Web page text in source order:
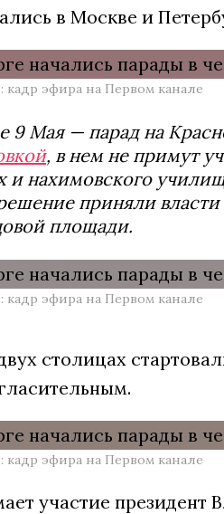
в Москве и
эфира на Первом канале
9 Мая — парад на
, в нем не примут
и нахимовского
приняли власти
площади.
эфира на Первом канале
столицах
эфира на Первом канале
участие